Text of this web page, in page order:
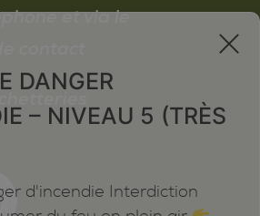
et via le
x
DANGER
– NIVEAU 5 (TRÈS
d'incendie Interdiction